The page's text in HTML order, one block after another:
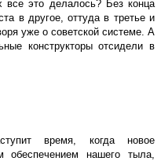
это делалось? Без конца
в другое, оттуда в третье и
уже о советской системе. А
конструкторы отсидели в
время, когда новое
обеспечением нашего тыла,